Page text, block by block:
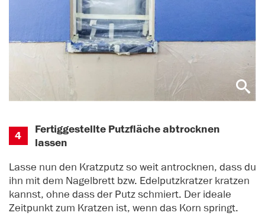
4
Fertiggestellte Putzfläche abtrocknen
lassen
Lasse nun den Kratzputz so weit antrocknen, dass du
ihn mit dem Nagelbrett bzw. Edelputzkratzer kratzen
kannst, ohne dass der Putz schmiert. Der ideale
Zeitpunkt zum Kratzen ist, wenn das Korn springt.